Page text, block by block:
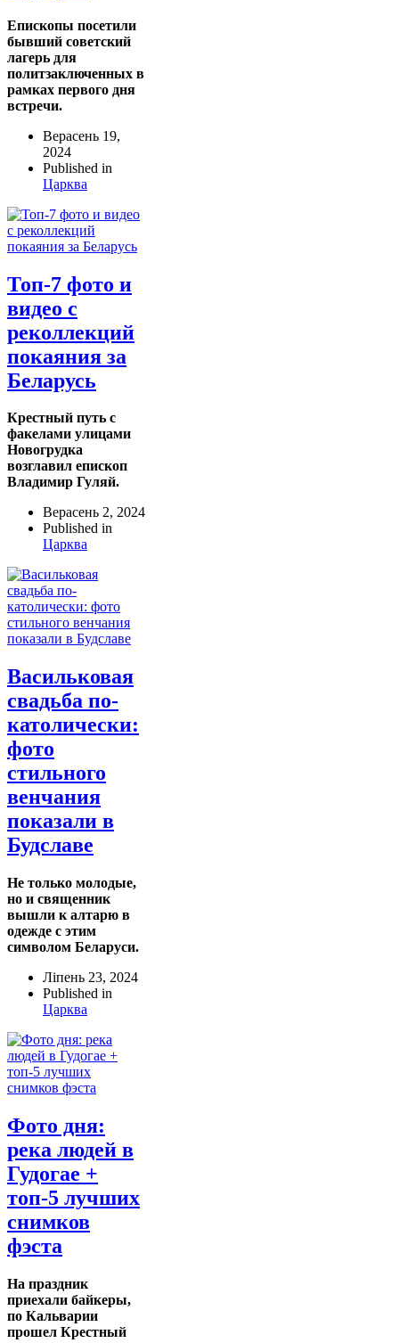
Епископы посетили
бывший советский
лагерь для
политзаключенных в
рамках первого дня
встречи.
Верасень 19,
2024
Published in
Царква
Топ-7 фото и
видео с
реколлекций
покаяния за
Беларусь
Крестный путь с
факелами улицами
Новогрудка
возглавил епископ
Владимир Гуляй.
Верасень 2, 2024
Published in
Царква
Васильковая
свадьба по-
католически:
фото
стильного
венчания
показали в
Будславе
Не только молодые,
но и священник
вышли к алтарю в
одежде с этим
символом Беларуси.
Ліпень 23, 2024
Published in
Царква
Фото дня:
река людей в
Гудогае +
топ-5 лучших
снимков
фэста
На праздник
приехали байкеры,
по Кальварии
прошел Крестный